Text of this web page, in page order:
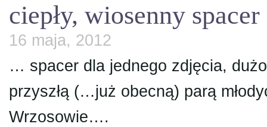
ciepły, wiosenny
16 maja, 2012
… spacer dla jednego zdjęcia,
przyszłą (…już obecną) parą
Wrzosowie….